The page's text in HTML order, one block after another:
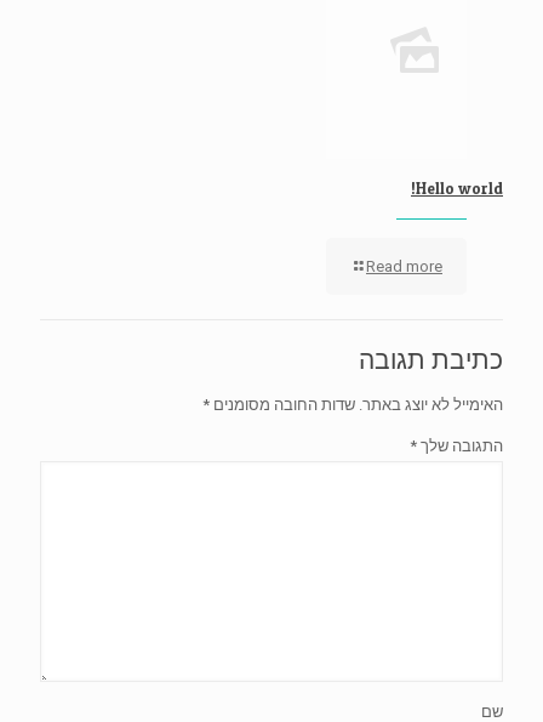
Hello world!
Read more-
כתיבת תגובה
האימייל לא יוצג באתר. שדות החובה מסומנים *
התגובה שלך *
שם